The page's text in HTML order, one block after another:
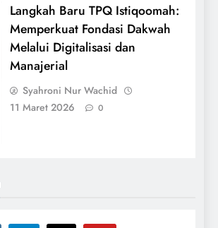
Langkah Baru TPQ Istiqoomah:
Memperkuat Fondasi Dakwah
Melalui Digitalisasi dan
Manajerial
Syahroni Nur Wachid
11 Maret 2026
0